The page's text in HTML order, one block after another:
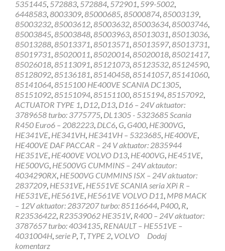
5351445, 572883, 572884, 572901, 599-5002,
6448583,8003309,85000685,85000874,85003139,
85003232,85003612,85003632,85003634,85003746,
85003845,85003848,85003963,85013031,85013036,
85013288,85013371,85013571,85013597,85013731,
85019731,85020011,85020014,85020018,85021417,
85026018,85113091,85121073,85123532,85124590,
85128092,85136181,85140458,85141057,85141060,
85141064,8515100 HE400VE SCANIA DC1305,
85151092,85151094,85151100,8515194,85157092,
ACTUATOR TYPE 1, D12, D13, D16 – 24V aktuator:
3789658 turbo: 3775775, DL1305 - 5323685 Scania
R450 Euro6 – 2082223, DLC6, G, G400, HE300VG,
HE341VE, HE341VH, HE341VH – 5323685, HE400VE,
HE400VE DAF PACCAR – 24 V aktuator: 2835944
HE351VE, HE400VE VOLVO D13, HE400VG, HE451VE,
HE500VG, HE500VG CUMMINS – 24V aktautor:
4034290RX, HE500VG CUMMINS ISX – 24V aktuator:
2837209, HE531VE, HE551VE SCANIA seria XPi R –
HE531VE, HE561VE, HE561VE VOLVO D11, MP8 MACK
– 12V aktuator: 2837207 turbo: 85116644, P400, R,
R23536422, R23539062 HE351V, R400 – 24V aktuator:
3787657 turbo: 4034135, RENAULT – HE551VE –
4031004H,serie P, T, TYPE 2, VOLVO
Dodaj
komentarz